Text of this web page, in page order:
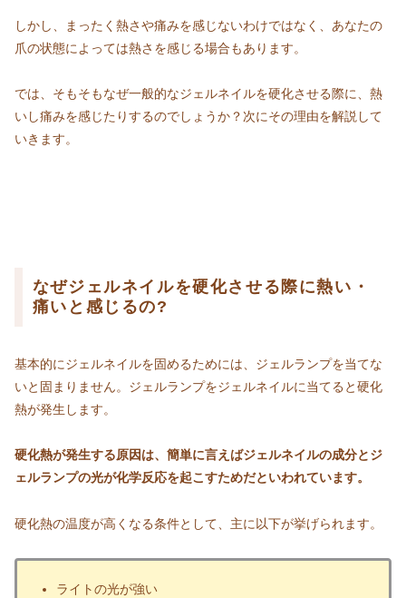
しかし、まったく熱さや痛みを感じないわけではなく、あなたの
爪の状態によっては熱さを感じる場合もあります。
では、そもそもなぜ一般的なジェルネイルを硬化させる際に、熱
いし痛みを感じたりするのでしょうか？次にその理由を解説して
いきます。
なぜジェルネイルを硬化させる際に熱い・
痛いと感じるの?
基本的にジェルネイルを固めるためには、ジェルランプを当てな
いと固まりません。ジェルランプをジェルネイルに当てると硬化
熱が発生します。
硬化熱が発生する原因は、簡単に言えばジェルネイルの成分とジ
ェルランプの光が化学反応を起こすためだといわれています。
硬化熱の温度が高くなる条件として、主に以下が挙げられます。
ライトの光が強い